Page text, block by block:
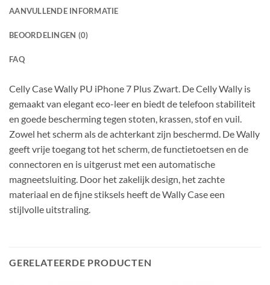
AANVULLENDE INFORMATIE
BEOORDELINGEN (0)
FAQ
Celly Case Wally PU iPhone 7 Plus Zwart. De Celly Wally is
gemaakt van elegant eco-leer en biedt de telefoon stabiliteit
en goede bescherming tegen stoten, krassen, stof en vuil.
Zowel het scherm als de achterkant zijn beschermd. De Wally
geeft vrije toegang tot het scherm, de functietoetsen en de
connectoren en is uitgerust met een automatische
magneetsluiting. Door het zakelijk design, het zachte
materiaal en de fijne stiksels heeft de Wally Case een
stijlvolle uitstraling.
GERELATEERDE PRODUCTEN